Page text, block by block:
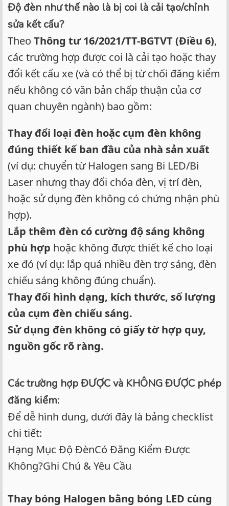
Độ đèn như thế nào là bị coi là cải tạo/chỉnh
sửa kết cấu?
Theo Thông tư 16/2021/TT-BGTVT (Điều 6),
các trường hợp được coi là cải tạo hoặc thay
đổi kết cấu xe (và có thể bị từ chối đăng kiểm
nếu không có văn bản chấp thuận của cơ
quan chuyên ngành) bao gồm:
Thay đổi loại đèn hoặc cụm đèn không
đúng thiết kế ban đầu của nhà sản xuất
(ví dụ: chuyển từ Halogen sang Bi LED/Bi
Laser nhưng thay đổi chóa đèn, vị trí đèn,
hoặc sử dụng đèn không có chứng nhận phù
hợp).
Lắp thêm đèn có cường độ sáng không
phù hợp hoặc không được thiết kế cho loại
xe đó (ví dụ: lắp quá nhiều đèn trợ sáng, đèn
chiếu sáng không đúng chuẩn).
Thay đổi hình dạng, kích thước, số lượng
của cụm đèn chiếu sáng.
Sử dụng đèn không có giấy tờ hợp quy,
nguồn gốc rõ ràng.
Các trường hợp ĐƯỢC và KHÔNG ĐƯỢC phép
đăng kiểm:
Để dễ hình dung, dưới đây là bảng checklist
chi tiết:
Hạng Mục Độ ĐènCó Đăng Kiểm Được
Không?Ghi Chú & Yêu Cầu
Thay bóng Halogen bằng bóng LED cùng